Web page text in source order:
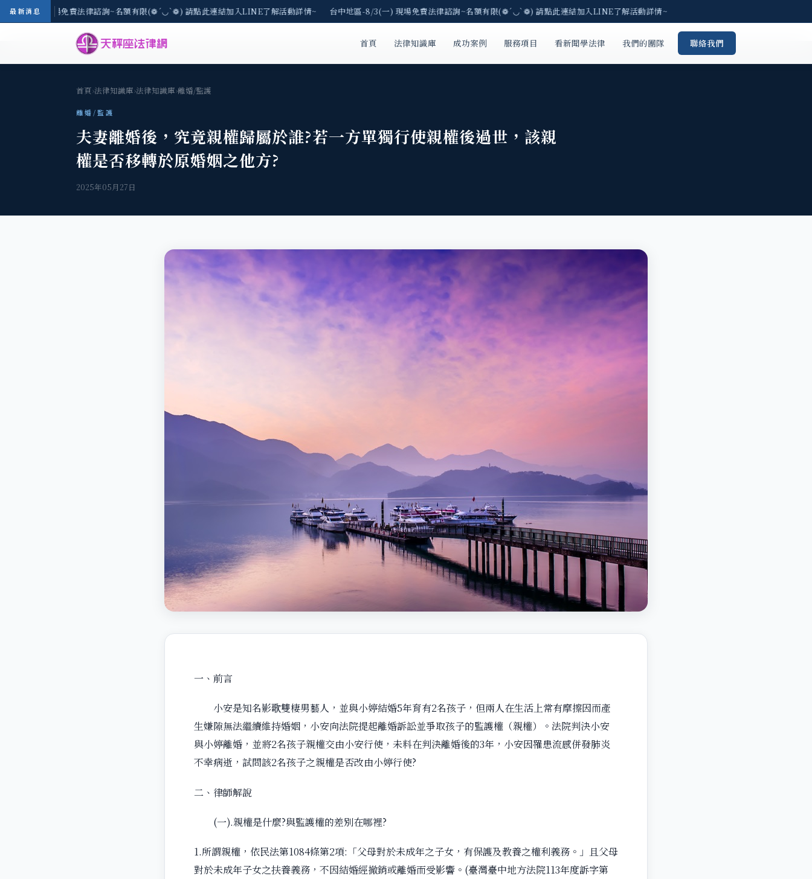
最新消息
8/3(一) 現場免費法律諮詢~名額有限(❁´◡`❁) 請點此連結加入LINE了解活動詳情~ 台中地區-8/3(一) 現場免費法律諮詢~名額有限(❁´◡`❁) 請點此連結加入LINE了解活動詳情~
首頁 法律知識庫 成功案例 服務項目 看新聞學法律 我們的團隊 聯絡我們
首頁›法律知識庫›法律知識庫›離婚/監護
離婚/監護
夫妻離婚後，究竟親權歸屬於誰?若一方單獨行使親權後過世，該親
權是否移轉於原婚姻之他方?
2025年05月27日
一、前言
小安是知名影歌雙棲男藝人，並與小婷結婚5年育有2名孩子，但兩人在生活上常有摩擦因而產
生嫌隙無法繼續維持婚姻，小安向法院提起離婚訴訟並爭取孩子的監護權（親權）。法院判決小安
與小婷離婚，並將2名孩子親權交由小安行使，未料在判決離婚後的3年，小安因罹患流感併發肺炎
不幸病逝，試問該2名孩子之親權是否改由小婷行使?
二、律師解說
(一).親權是什麼?與監護權的差別在哪裡?
1.所謂親權，依民法第1084條第2項:「父母對於未成年之子女，有保護及教養之權利義務。」且父母
對於未成年子女之扶養義務，不因結婚經撤銷或離婚而受影響。(臺灣臺中地方法院113年度訴字第